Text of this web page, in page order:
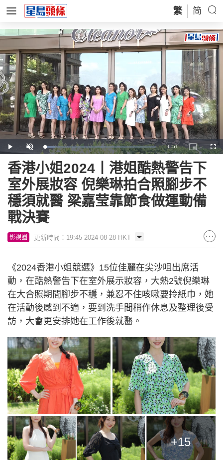
繁 简
Play Unmute Loaded:
9.49%
Remaining
Time
-6:51
Picture-
in-
香港小姐2024丨港姐酷熱警告下
室外展妝容 倪樂琳拍合照腳步不
穩須就醫 梁嘉莹靠節食做運動備
戰決賽
影視圈 更新時間：19:45 2024-08-28 HKT
《2024香港小姐競選》15位佳麗在尖沙咀出席活
動，在酷熱警告下在室外展示妝容，大熱2號倪樂琳
在大合照期間腳步不穩，兼忍不住咳嗽要拎紙巾，她
在活動後感到不適，要到洗手間稍作休息及整理後受
訪，大會更安排她在工作後就醫。
+15